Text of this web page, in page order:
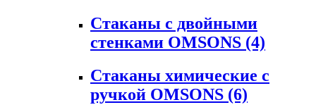
Стаканы с двойными
стенками OMSONS (4)
Стаканы химические с
ручкой OMSONS (6)